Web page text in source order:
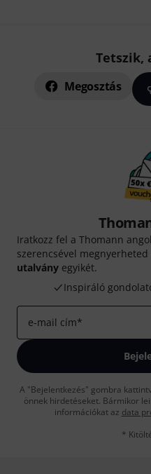
Tetszik,
Megosztás
Iratkozz fel a Thomann
szerencsével megnyerheted
utalvány egyikét.
Inspiráló
e-mail cím*
A "Bejelentkezés" gombra
önnek hirdetéseket. Bármikor
információkat az data
*